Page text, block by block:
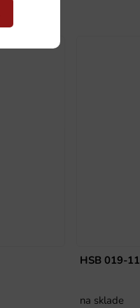
HSB 019-11
na sklade